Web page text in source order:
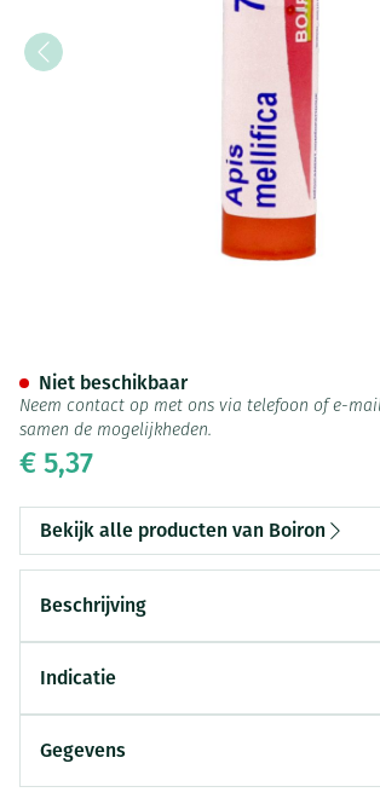
€ 5,37
Niet beschikbaar
Neem contact op met ons via telefoon of e-
samen de mogelijkheden.
Bekijk alle producten van Boiron
Beschrijving
Indicatie
Gegevens